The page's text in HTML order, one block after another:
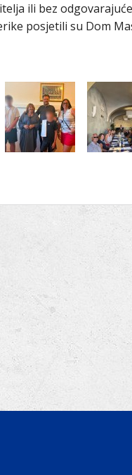
ili bez
posjetili su Dom